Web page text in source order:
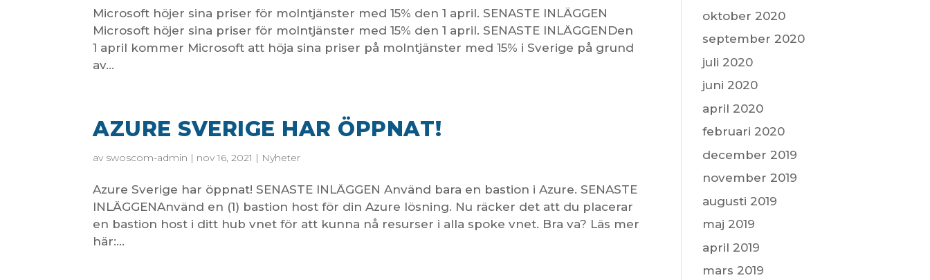
Microsoft höjer sina priser för molntjänster med 15% den 1 april. SENASTE INLÄGGEN
Microsoft höjer sina priser för molntjänster med 15% den 1 april. SENASTE INLÄGGENDen
1 april kommer Microsoft att höja sina priser på molntjänster med 15% i Sverige på grund
av...
AZURE SVERIGE HAR ÖPPNAT!
av swoscom-admin | nov 16, 2021 | Nyheter
Azure Sverige har öppnat! SENASTE INLÄGGEN Använd bara en bastion i Azure. SENASTE
INLÄGGENAnvänd en (1) bastion host för din Azure lösning. Nu räcker det att du placerar
en bastion host i ditt hub vnet för att kunna nå resurser i alla spoke vnet. Bra va? Läs mer
här:...
oktober 2020
september 2020
juli 2020
juni 2020
april 2020
februari 2020
december 2019
november 2019
augusti 2019
maj 2019
april 2019
mars 2019